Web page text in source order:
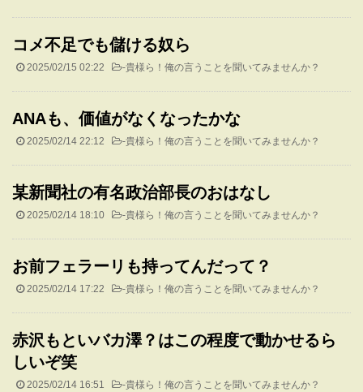
コメ不足でも儲ける奴ら
2025/02/15 02:22 -貴様ら！俺の言うことを聞いてみませんか？
ANAも、価値がなくなったかな
2025/02/14 22:12 -貴様ら！俺の言うことを聞いてみませんか？
某新聞社の有名政治部長のおはなし
2025/02/14 18:10 -貴様ら！俺の言うことを聞いてみませんか？
お前フェラーリも持ってんだって？
2025/02/14 17:22 -貴様ら！俺の言うことを聞いてみませんか？
赤沢もといバカ澤？はこの程度で動かせるら
しいぞ笑
2025/02/14 16:51 -貴様ら！俺の言うことを聞いてみませんか？